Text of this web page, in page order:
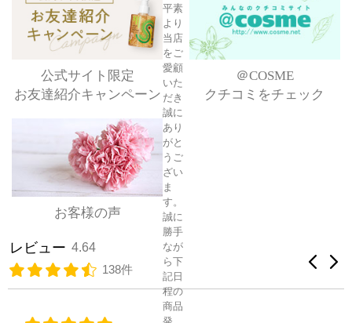
公式サイト限定
お友達紹介キャンペーン
＠COSME
クチコミをチェック
お客様の声
平素
より
当店
をご
愛顧
いた
だき
誠に
あり
がと
うご
ざい
ま
す。
誠に
勝手
なが
ら下
記日
程の
商品
レビュー 4.64
138件